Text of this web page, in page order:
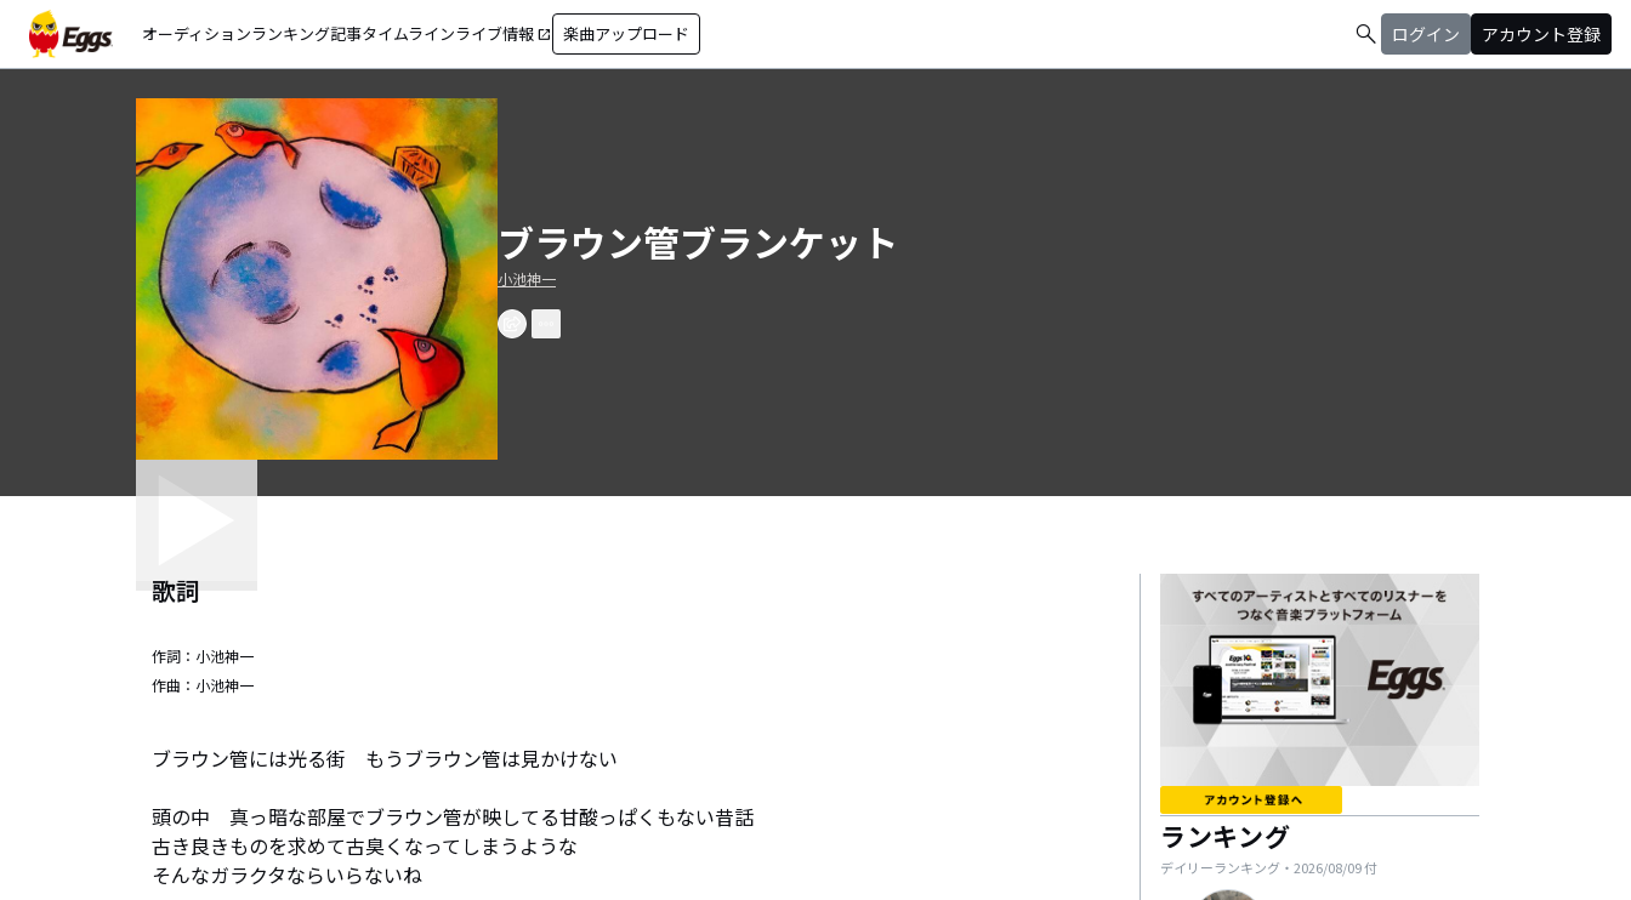
オーディションランキング記事タイムラインライブ情報 open_in_new 楽曲アップロード search ログイン アカウント登録
ブラウン管ブランケット
小池神一
歌詞
作詞： 小池神一
作曲： 小池神一
ブラウン管には光る街　もうブラウン管は見かけない
頭の中　真っ暗な部屋でブラウン管が映してる甘酸っぱくもない昔話
古き良きものを求めて古臭くなってしまうような
そんなガラクタならいらないね
ランキング
デイリーランキング・ 2026/08/09付